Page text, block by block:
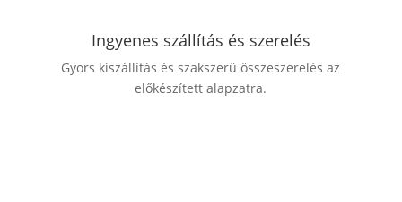
Ingyenes szállítás és szerelés
Gyors kiszállítás és szakszerű összeszerelés az
előkészített alapzatra.